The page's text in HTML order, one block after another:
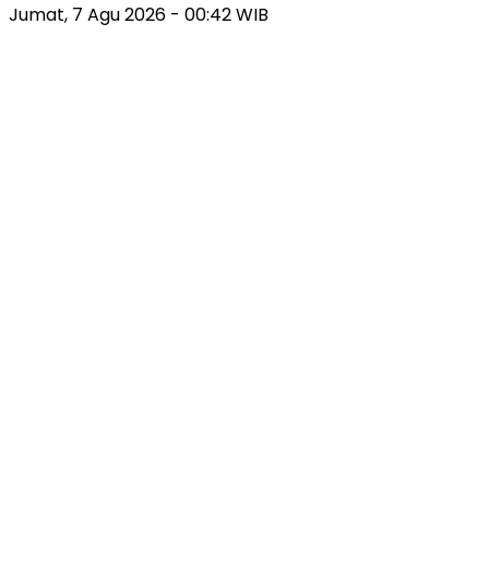
Jumat, 7 Agu 2026 - 00:42 WIB